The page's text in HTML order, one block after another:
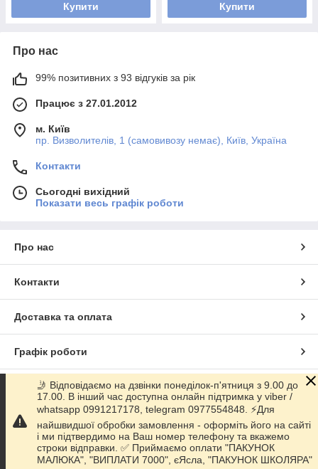
Купити Купити
Про нас
99% позитивних з 93 відгуків за рік
Працює з 27.01.2012
м. Київ
пр. Визволителів, 1 (самовивозу немає), Київ, Україна
Контакти
Сьогодні вихідний
Показати весь графік роботи
Про нас
Контакти
Доставка та оплата
Графік роботи
Повна версія сайту
Сайт створено на маркетплейсіProm.ua
Політика конфіденційності
🤳 Відповідаємо на дзвінки понеділок-п'ятниця з 9.00 до
17.00. В інший час доступна онлайн підтримка у viber /
whatsapp 0991217178, telegram 0977554848. ⚡️Для
найшвидшої обробки замовлення - оформіть його на сайті
і ми підтвердимо на Ваш номер телефону та вкажемо
строки відправки. ✅ Приймаємо оплати "ПАКУНОК
МАЛЮКА", "ВИПЛАТИ 7000", єЯсла, "ПАКУНОК ШКОЛЯРА"